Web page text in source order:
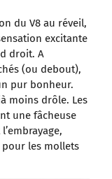
du V8 au réveil,
excitante
droit. A
(ou debout),
pur bonheur.
moins drôle. Les
une fâcheuse
les mollets